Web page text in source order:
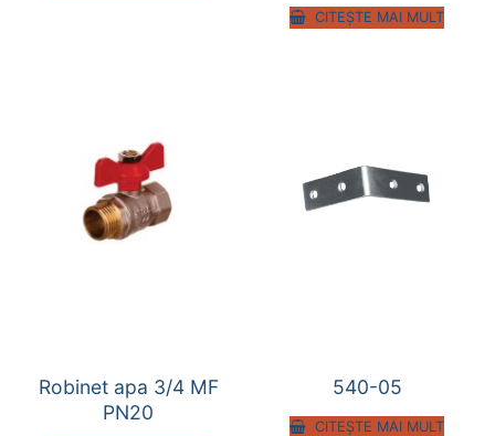
CITEȘTE MAI MULT
Robinet apa 3/4 MF
PN20
540-05
CITEȘTE MAI MULT